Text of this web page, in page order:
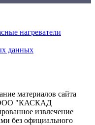
нагреватели
данных
материалов сайта
ООО "КАСКАД
извлечение
без официального